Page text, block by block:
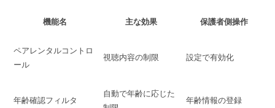
機能名 主な効果 保護者側操作
ペアレンタルコントロ
ール
視聴内容の制限 設定で有効化
年齢確認フィルタ
自動で年齢に応じた
年齢情報の登録